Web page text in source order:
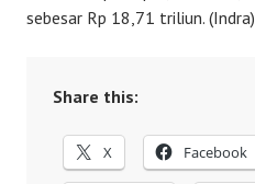
sebesar Rp 18,71 triliun. (Indra)
Share this:
X Facebook